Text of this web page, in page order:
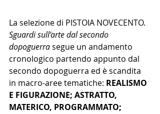
La selezione di PISTOIA NOVECENTO.
Sguardi sull’arte dal secondo
dopoguerra segue un andamento
cronologico partendo appunto dal
secondo dopoguerra ed è scandita
in macro-aree tematiche: REALISMO
E FIGURAZIONE; ASTRATTO,
MATERICO, PROGRAMMATO;